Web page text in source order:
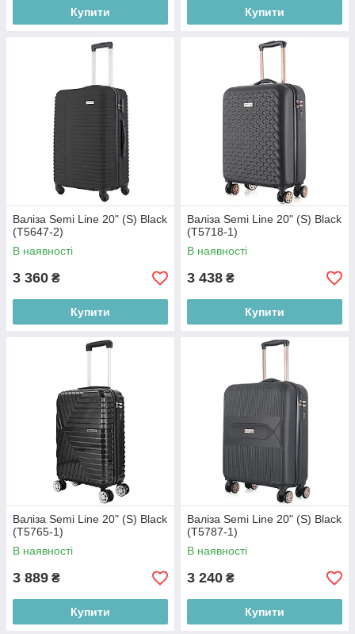
Купити Купити
Валіза Semi Line 20" (S) Black
(T5647-2)
В наявності
3 360 ₴
Купити
Валіза Semi Line 20" (S) Black
(T5718-1)
В наявності
3 438 ₴
Купити
Валіза Semi Line 20" (S) Black
(T5765-1)
В наявності
3 889 ₴
Купити
Валіза Semi Line 20" (S) Black
(T5787-1)
В наявності
3 240 ₴
Купити